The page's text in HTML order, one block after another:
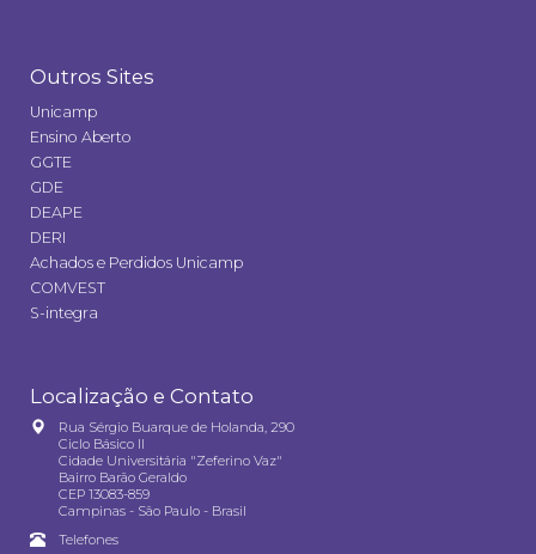
Outros Sites
Unicamp
Ensino Aberto
GGTE
GDE
DEAPE
DERI
Achados e Perdidos Unicamp
COMVEST
S-integra
Localização e Contato
Rua Sérgio Buarque de Holanda, 290
Ciclo Básico II
Cidade Universitária "Zeferino Vaz"
Bairro Barão Geraldo
CEP 13083-859
Campinas - São Paulo - Brasil
Telefones